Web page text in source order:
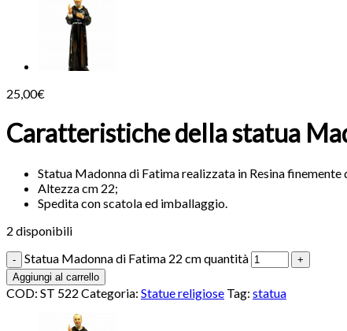
25,00€
Caratteristiche della statua
Statua Madonna di Fatima realizzata in Resina finemente
Altezza cm 22;
Spedita con scatola ed imballaggio.
2 disponibili
Statua Madonna di Fatima 22 cm quantità
Aggiungi al carrello
COD: ST 522 Categoria: Statue religiose Tag: statua